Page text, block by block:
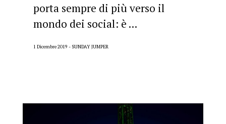
porta sempre di più verso il
mondo dei social: è ...
1 Dicembre 2019 SUNDAY JUMPER